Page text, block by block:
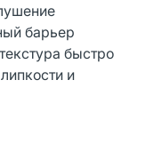
барьер
быстро
и